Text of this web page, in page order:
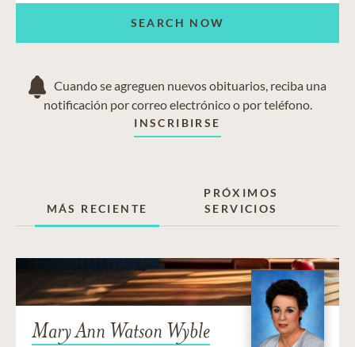
SEARCH NOW
Cuando se agreguen nuevos obituarios, reciba una
notificación por correo electrónico o por teléfono.
INSCRIBIRSE
MÁS RECIENTE
PRÓXIMOS
SERVICIOS
Mary Ann Watson Wyble